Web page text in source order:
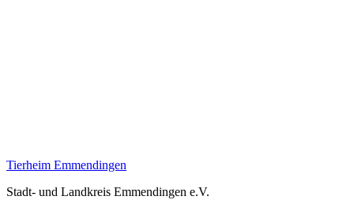
Tierheim Emmendingen
Stadt- und Landkreis Emmendingen e.V.